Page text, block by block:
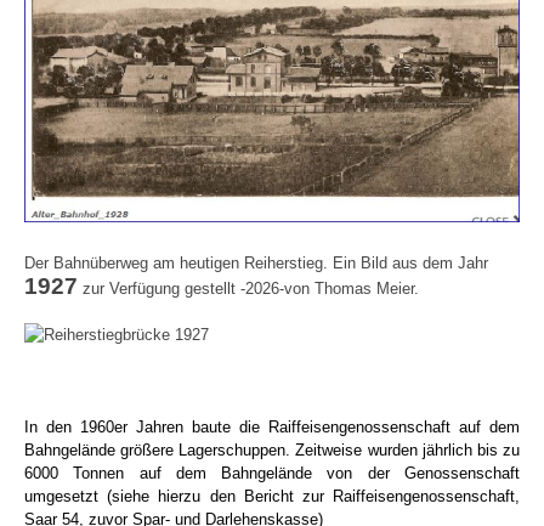
Der Bahnüberweg am heutigen Reiherstieg. Ein Bild aus dem Jahr
1927 zur Verfügung gestellt -2026-von Thomas Meier.
In den 1960er Jahren baute die Raiffeisengenossenschaft auf dem
Bahngelände größere Lagerschuppen. Zeitweise wurden jährlich bis zu
6000 Tonnen auf dem Bahngelände von der Genossenschaft
umgesetzt (siehe hierzu den Bericht zur Raiffeisengenossenschaft,
Saar 54, zuvor Spar- und Darlehenskasse)